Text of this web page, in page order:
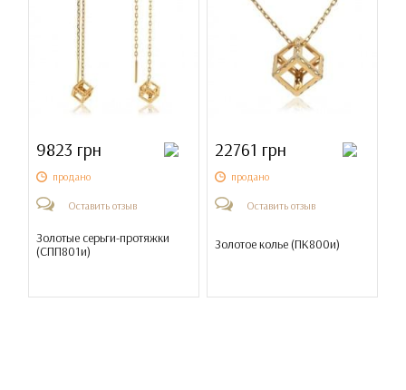
9823 грн
продано
Оставить отзыв
Золотые серьги-протяжки
(СПП801и)
22761 грн
продано
Оставить отзыв
Золотое колье (ПК800и)